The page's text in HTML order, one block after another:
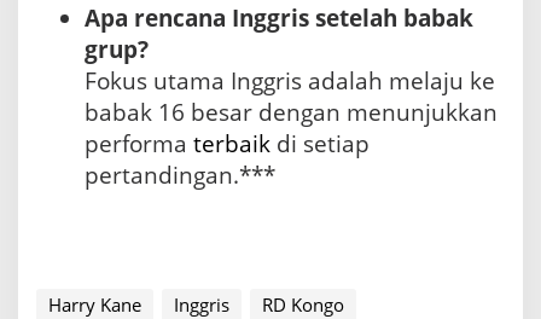
Apa rencana Inggris setelah babak
grup?
Fokus utama Inggris adalah melaju ke
babak 16 besar dengan menunjukkan
performa terbaik di setiap
pertandingan.***
Harry Kane Inggris RD Kongo